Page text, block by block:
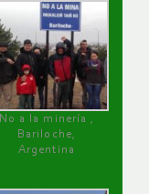
No a la minería ,
Bariloche,
Argentina